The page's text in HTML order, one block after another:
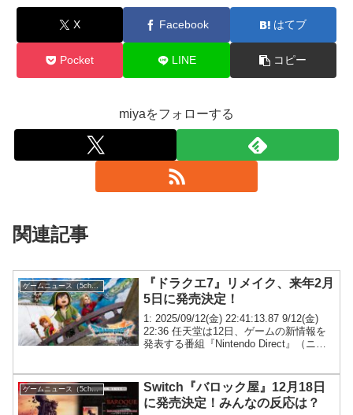
X Facebook はてブ
Pocket LINE コピー
miyaをフォローする
関連記事
ゲームニュース（5chまとめ）
『ドラクエ7』リメイク、来年2月
5日に発売決定！
1: 2025/09/12(金) 22:41:13.87 9/12(金)
22:36 任天堂は12日、ゲームの新情報を
発表する番組『Nintendo Direct』（ニン
ゲームニュース（5chまとめ）
Switch『バロック屋』12月18日
に発売決定！みんなの反応は？